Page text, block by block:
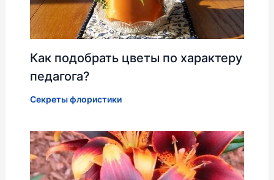
Как подобрать цветы по характеру
педагога?
Секреты флористики